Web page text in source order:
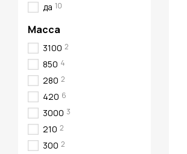
да 10
Масса
3100 2
850 4
280 2
420 6
3000 3
210 2
300 2